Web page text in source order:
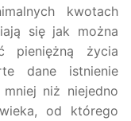
kwotach
się jak można
pieniężną życia
dane istnienie
niż niejedno
od którego